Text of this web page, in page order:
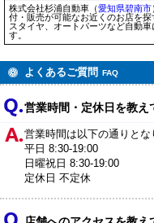
株式会社杉浦自動車（愛知県碧南市
付・販売が可能なお近くのお店を探
スタイヤ、オートパーツなど自動
す。
よくあるご質問 FAQ
営業時間・定休日を教え
営業時間は以下の通りとな
平日 8:30-19:00
日曜祝日 8:30-19:00
定休日 不定休